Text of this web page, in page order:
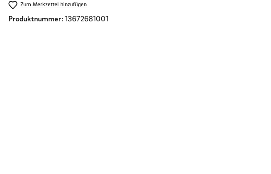
Zum Merkzettel hinzufügen
Produktnummer: 13672681001